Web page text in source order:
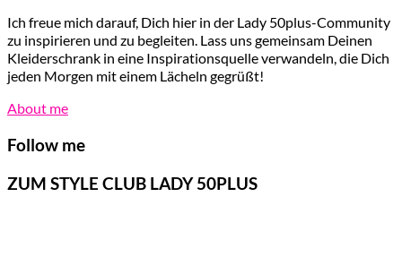
Ich freue mich darauf, Dich hier in der Lady 50plus-Community
zu inspirieren und zu begleiten. Lass uns gemeinsam Deinen
Kleiderschrank in eine Inspirationsquelle verwandeln, die Dich
jeden Morgen mit einem Lächeln gegrüßt!
About me
Follow me
ZUM STYLE CLUB LADY 50PLUS